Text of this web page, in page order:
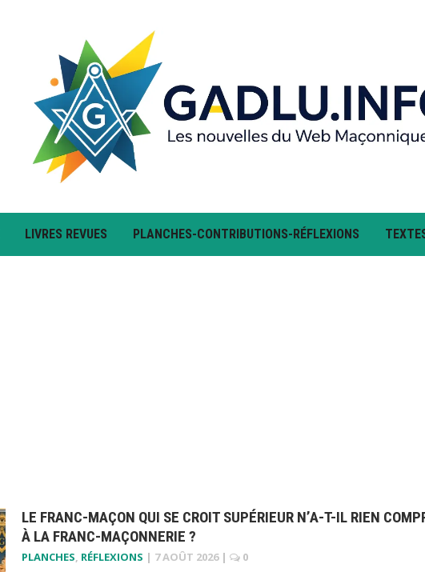
LIVRES REVUES PLANCHES-CONTRIBUTIONS-RÉFLEXIONS
LE FRANC-MAÇON QUI SE CROIT SUPÉRIEUR N’A-T-IL RIEN
À LA FRANC-MAÇONNERIE ?
PLANCHES, RÉFLEXIONS | 7 AOÛT 2026 |
0